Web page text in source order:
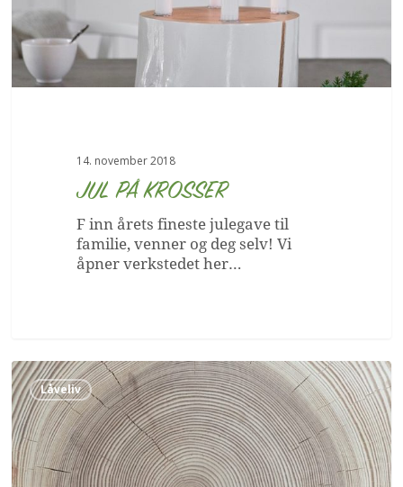
14. november 2018
JUL PÅ KROSSER
F inn årets fineste julegave til
familie, venner og deg selv! Vi
åpner verkstedet her…
Årring-
kolleksjonen
2018!
Låveliv